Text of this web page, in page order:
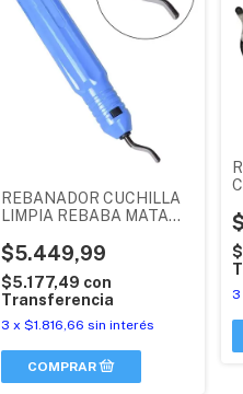
REBANADOR CUCHILLA
LIMPIA REBABA MATA
CELESTE
$5.449,99
$5.177,49 con
Transferencia
3 x $1.816,66 sin interés
3